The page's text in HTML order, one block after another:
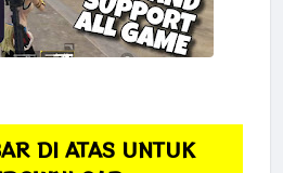
DI ATAS UNTUK